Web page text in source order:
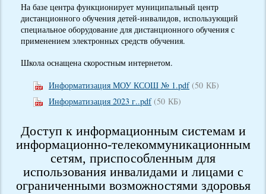
На базе центра функционирует муниципальный центр
дистанционного обучения детей-инвалидов, использующий
специальное оборудование для дистанционного обучения с
применением электронных средств обучения.
Школа оснащена скоростным интернетом.
Информатизация МОУ КСОШ № 1.pdf (50 КБ)
Информатизация 2023 г..pdf (50 КБ)
Доступ к информационным системам и
информационно-телекоммуникационным
сетям, приспособленным для
использования инвалидами и лицами с
ограниченными возможностями здоровья